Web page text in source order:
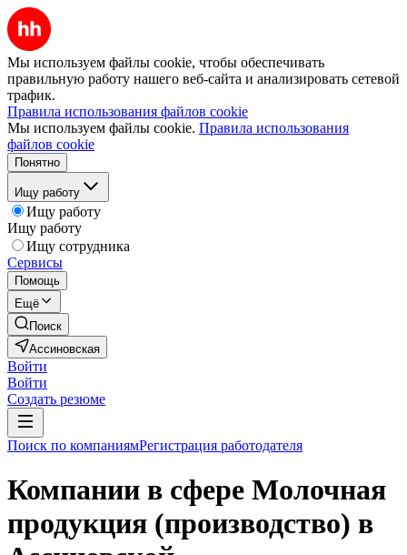
Мы используем файлы cookie, чтобы обеспечивать
правильную работу нашего веб-сайта и анализировать сетевой
трафик.
Правила использования файлов cookie
Мы используем файлы cookie. Правила использования
файлов cookie
Понятно
Ищу работу
Ищу работу
Ищу работу
Ищу сотрудника
Сервисы
Помощь
Ещё
Поиск
Ассиновская
Войти
Войти
Создать резюме
Поиск по компаниямРегистрация работодателя
Компании в сфере Молочная
продукция (производство) в